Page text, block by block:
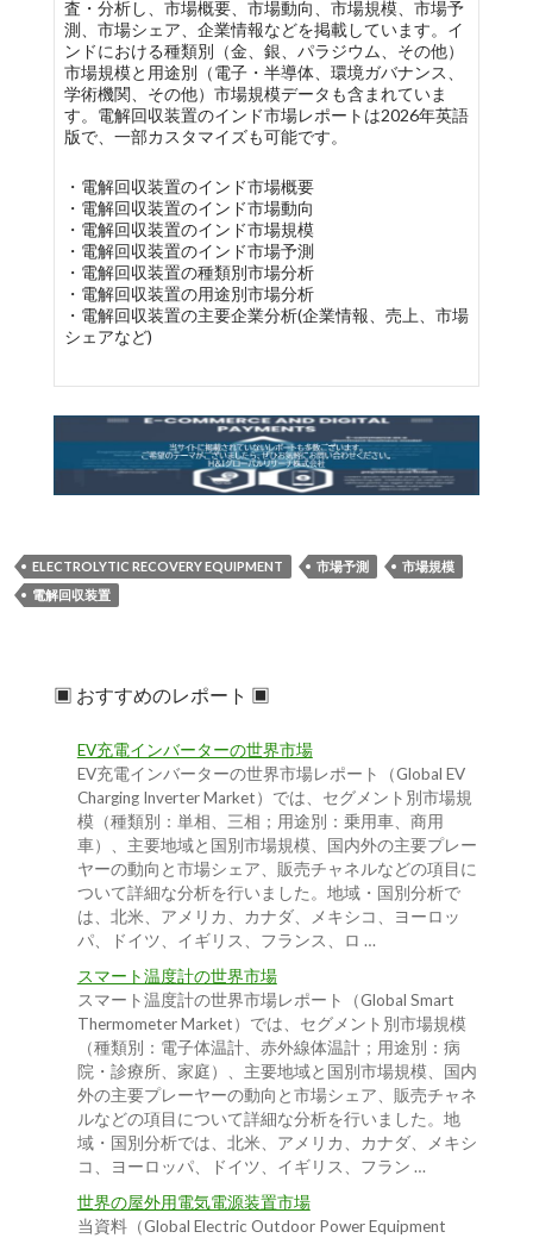
査・分析し、市場概要、市場動向、市場規模、市場予
測、市場シェア、企業情報などを掲載しています。イ
ンドにおける種類別（金、銀、パラジウム、その他）
市場規模と用途別（電子・半導体、環境ガバナンス、
学術機関、その他）市場規模データも含まれていま
す。電解回収装置のインド市場レポートは2026年英語
版で、一部カスタマイズも可能です。
・電解回収装置のインド市場概要
・電解回収装置のインド市場動向
・電解回収装置のインド市場規模
・電解回収装置のインド市場予測
・電解回収装置の種類別市場分析
・電解回収装置の用途別市場分析
・電解回収装置の主要企業分析(企業情報、売上、市場
シェアなど)
ELECTROLYTIC RECOVERY EQUIPMENT 市場予測
市場規模
電解回収装置
▣ おすすめのレポート ▣
EV充電インバーターの世界市場
EV充電インバーターの世界市場レポート（Global EV
Charging Inverter Market）では、セグメント別市場規
模（種類別：単相、三相；用途別：乗用車、商用
車）、主要地域と国別市場規模、国内外の主要プレー
ヤーの動向と市場シェア、販売チャネルなどの項目に
ついて詳細な分析を行いました。地域・国別分析で
は、北米、アメリカ、カナダ、メキシコ、ヨーロッ
パ、ドイツ、イギリス、フランス、ロ …
スマート温度計の世界市場
スマート温度計の世界市場レポート（Global Smart
Thermometer Market）では、セグメント別市場規模
（種類別：電子体温計、赤外線体温計；用途別：病
院・診療所、家庭）、主要地域と国別市場規模、国内
外の主要プレーヤーの動向と市場シェア、販売チャネ
ルなどの項目について詳細な分析を行いました。地
域・国別分析では、北米、アメリカ、カナダ、メキシ
コ、ヨーロッパ、ドイツ、イギリス、フラン …
世界の屋外用電気電源装置市場
当資料（Global Electric Outdoor Power Equipment